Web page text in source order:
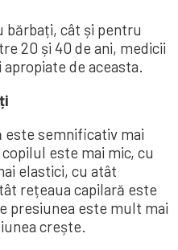
bărbați, cât și pentru
20 și 40 de ani, medicii
de aceasta.
este semnificativ mai
este mai mic, cu
elastici, cu atât
rețeaua capilară este
presiunea este mult mai
crește.